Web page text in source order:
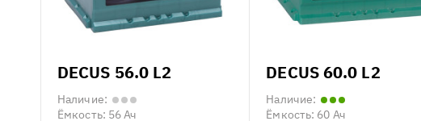
DECUS 56.0 L2
Наличие:
Ёмкость: 56 Ач
DECUS 60.0 L2
Наличие:
Ёмкость: 60 Ач